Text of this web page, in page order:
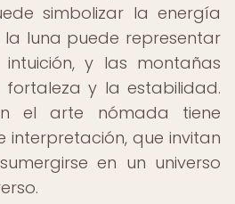
simbolizar la energía
luna puede representar
y las montañas
y la estabilidad.
el arte nómada tiene
interpretación, que invitan
en un universo